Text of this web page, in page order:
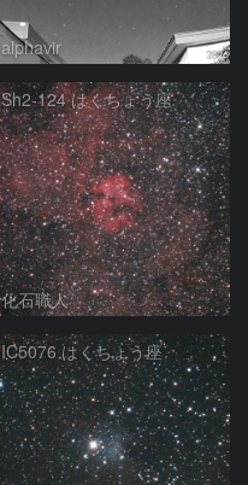
alphavir
Sh2-124 はくちょう座
化石職人
IC5076 はくちょう座